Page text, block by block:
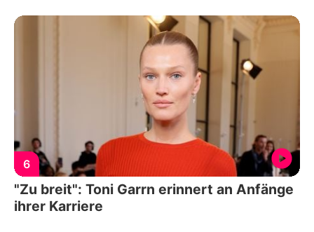
6
"Zu breit": Toni Garrn erinnert an Anfänge
ihrer Karriere